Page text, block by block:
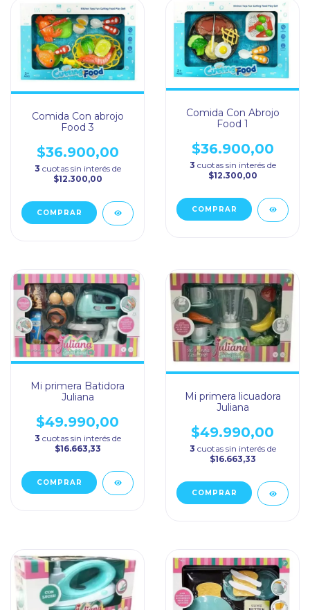
Comida Con abrojo
Food 3
$36.900,00
3 cuotas sin interés de
$12.300,00
Comida Con Abrojo
Food 1
$36.900,00
3 cuotas sin interés de
$12.300,00
Mi primera Batidora
Juliana
$49.990,00
3 cuotas sin interés de
$16.663,33
Mi primera licuadora
Juliana
$49.990,00
3 cuotas sin interés de
$16.663,33